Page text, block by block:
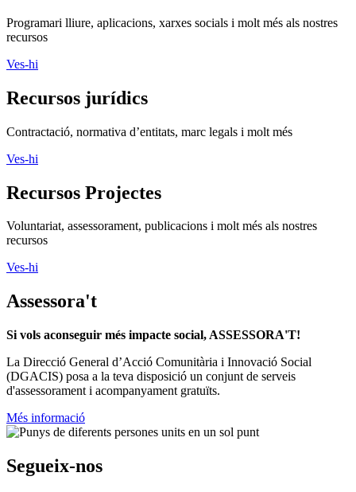
Programari lliure, aplicacions, xarxes socials i molt més als nostres
recursos
Ves-hi
Recursos jurídics
Contractació, normativa d’entitats, marc legals i molt més
Ves-hi
Recursos Projectes
Voluntariat, assessorament, publicacions i molt més als nostres
recursos
Ves-hi
Assessora't
Si vols aconseguir més impacte social, ASSESSORA'T!
La Direcció General d’Acció Comunitària i Innovació Social
(DGACIS) posa a la teva disposició un conjunt de serveis
d'assessorament i acompanyament gratuïts.
Més informació
Segueix-nos